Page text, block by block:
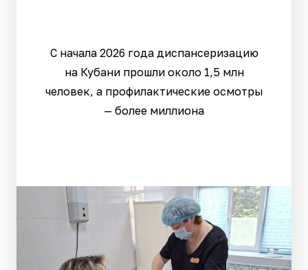
С начала 2026 года диспансеризацию
на Кубани прошли около 1,5 млн
человек, а профилактические осмотры
— более миллиона